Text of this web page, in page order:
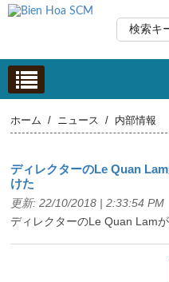
ホーム / ニュース / 内部情報
ディレクターのLe Quan
けた
更新: 22/10/2018 | 2:33:54 PM
ディレクターのLe Quan Lam